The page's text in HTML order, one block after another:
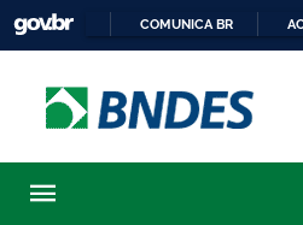
COMUNICA BR